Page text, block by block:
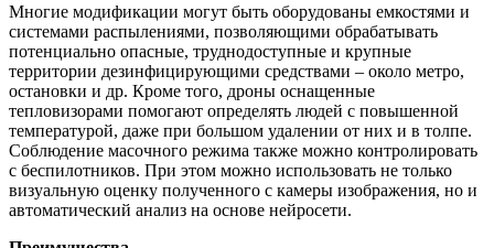
Многие модификации могут быть оборудованы емкостями и
системами распылениями, позволяющими обрабатывать
потенциально опасные, труднодоступные и крупные
территории дезинфицирующими средствами – около метро,
остановки и др. Кроме того, дроны оснащенные
тепловизорами помогают определять людей с повышенной
температурой, даже при большом удалении от них и в толпе.
Соблюдение масочного режима также можно контролировать
с беспилотников. При этом можно использовать не только
визуальную оценку полученного с камеры изображения, но и
автоматический анализ на основе нейросети.